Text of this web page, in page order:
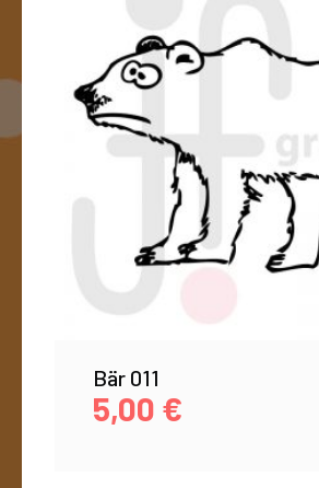
Bär 011
5,00 €